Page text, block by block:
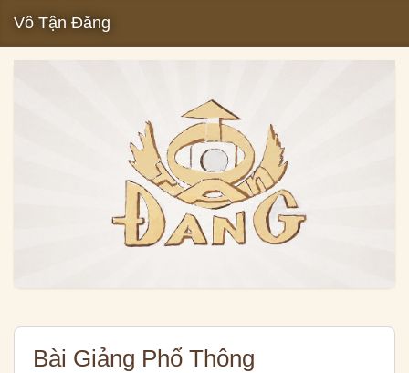
Vô Tận Đăng
Bài Giảng Phổ Thông